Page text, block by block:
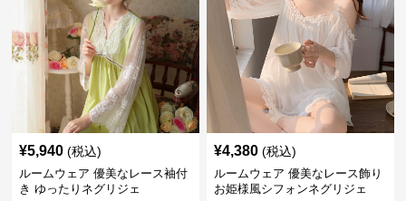
¥5,940 (税込)
ルームウェア 優美なレース袖付
き ゆったりネグリジェ
¥4,380 (税込)
ルームウェア 優美なレース飾り
お姫様風シフォンネグリジェ